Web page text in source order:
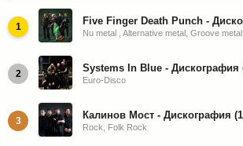
1
Nu metal , Alternative metal, Groove metal
2 Systems In Blue - Дискография
Euro-Disco
3 Калинов Мост - Дискография
Rock, Folk Rock